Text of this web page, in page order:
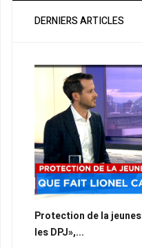
DERNIERS ARTICLES
Protection de la
les DPJ»,...